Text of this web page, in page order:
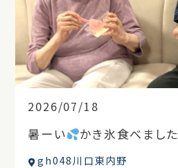
2026/07/18
暑ーい かき氷食べました
gh048川口東内野